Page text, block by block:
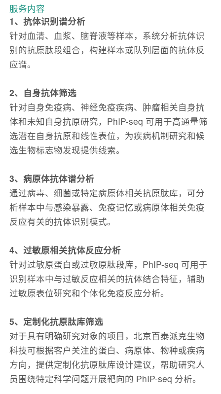
服务内容
1、抗体识别谱分析
针对血清、血浆、脑脊液等样本，系统分析抗体识
别的抗原肽段组合，构建样本或队列层面的抗体反
应谱。
2、自身抗体筛选
针对自身免疫病、神经免疫疾病、肿瘤相关自身抗
体和未知自身抗原研究，PhIP-seq 可用于高通量筛
选潜在自身抗原和线性表位，为疾病机制研究和候
选生物标志物发现提供线索。
3、病原体抗体谱分析
通过病毒、细菌或特定病原体相关抗原肽库，可分
析样本中与感染暴露、免疫记忆或病原体相关免疫
反应有关的抗体识别模式。
4、过敏原相关抗体反应分析
针对过敏原蛋白或过敏原肽段库，PhIP-seq 可用于
识别样本中与过敏反应相关的抗体结合特征，辅助
过敏原表位研究和个体化免疫反应分析。
5、定制化抗原肽库筛选
对于具有明确研究对象的项目，北京百泰派克生物
科技可根据客户关注的蛋白、病原体、物种或疾病
方向，提供定制化抗原肽库设计建议，帮助研究人
员围绕特定科学问题开展靶向的 PhIP-seq 分析。